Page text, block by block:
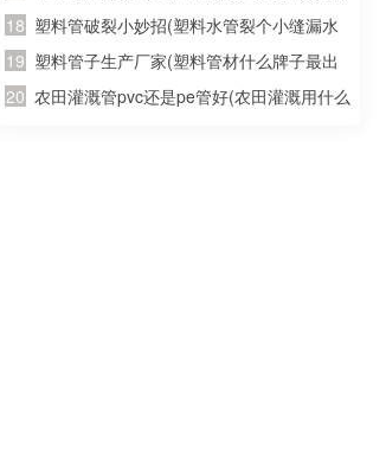
软的哪种材质最好 宠物塑胶水杯软的哪种材
质比较好的
塑料管破裂小妙招(塑料水管裂个小缝漏水
怎么办？)
塑料管子生产厂家(塑料管材什么牌子最出
名)
农田灌溉管pvc还是pe管好(农田灌溉用什么